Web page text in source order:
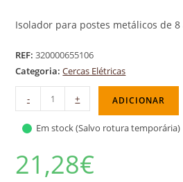
Isolador para postes metálicos de
REF:320000655106
Categoria:Cercas Elétricas
- + ADICIONAR
Em stock (Salvo rotura temporária)
21,28€